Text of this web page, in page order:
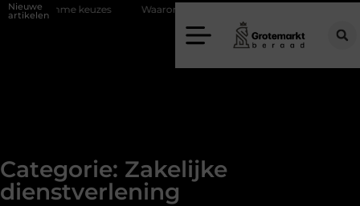
Nieuwe
artikelenWaarom kiezen voor een rijschool in Utrecht?
Categorie: Zakelijke
dienstverlening